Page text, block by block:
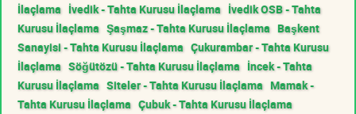
İlaçlama İvedik - Tahta Kurusu İlaçlama İvedik OSB - Tahta
Kurusu İlaçlama Şaşmaz - Tahta Kurusu İlaçlama Başkent
Sanayisi - Tahta Kurusu İlaçlama Çukurambar - Tahta Kurusu
İlaçlama Söğütözü - Tahta Kurusu İlaçlama İncek - Tahta
Kurusu İlaçlama Siteler - Tahta Kurusu İlaçlama Mamak -
Tahta Kurusu İlaçlama Çubuk - Tahta Kurusu İlaçlama